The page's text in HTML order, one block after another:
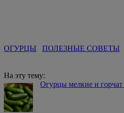
ОГУРЦЫ ПОЛЕЗНЫЕ СОВЕТЫ
На эту тему:
Огурцы мелкие и